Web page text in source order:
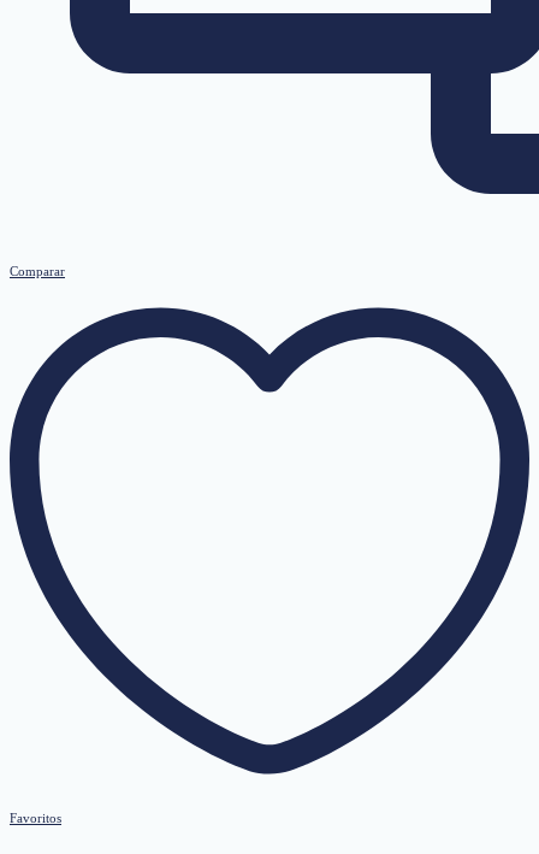
Comparar
Favoritos